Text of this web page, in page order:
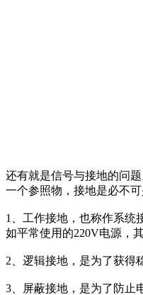
还有就是信号与接地的问
一个参照物，接地是必不
1、工作接地，也称作系统
如平常使用的220V电源，
2、逻辑接地，是为了获得
3、屏蔽接地，是为了防止